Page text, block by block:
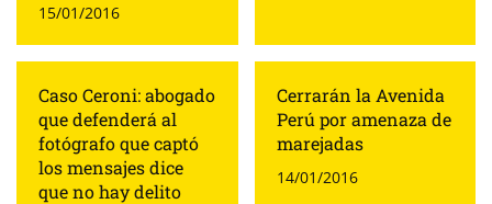
15/01/2016
Caso Ceroni: abogado
que defenderá al
fotógrafo que captó
los mensajes dice
que no hay delito
Cerrarán la Avenida
Perú por amenaza de
marejadas
14/01/2016